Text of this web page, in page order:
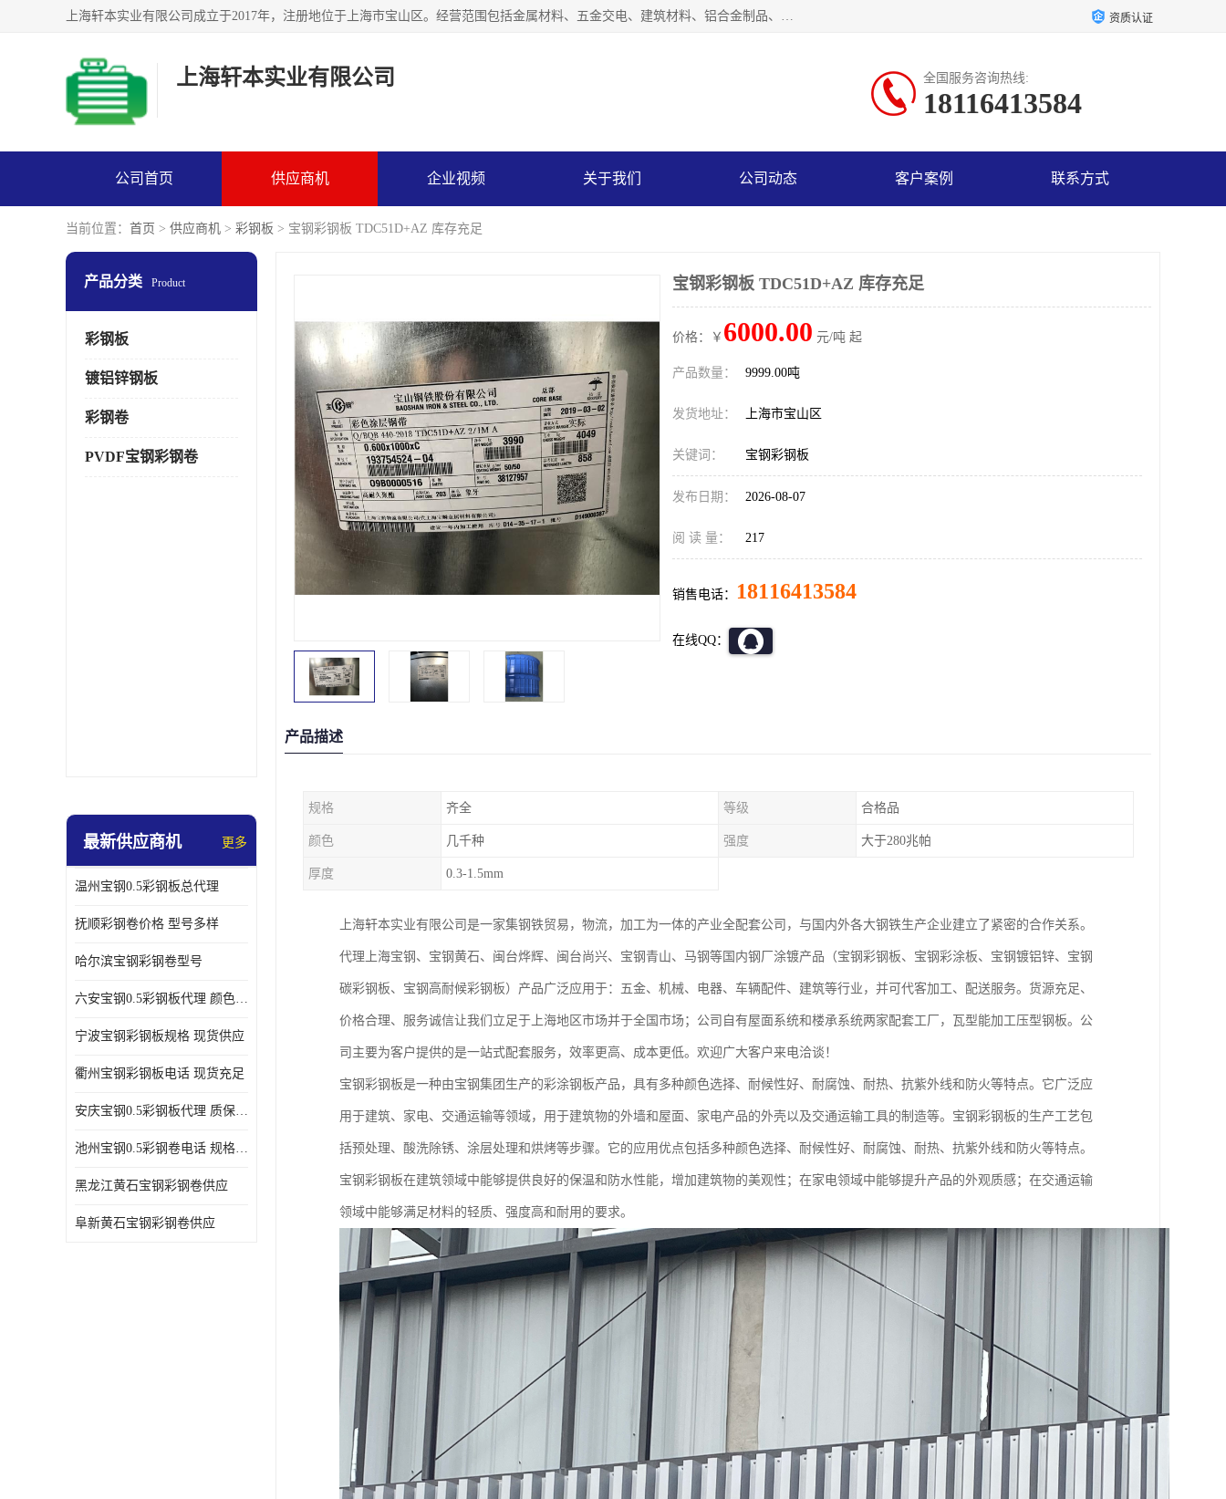
上海轩本实业有限公司成立于2017年，注册地位于上海市宝山区。经营范围包括金属材料、五金交电、建筑材料、铝合金制品、机械设备、电线电缆、装潢材料等；公司主营产品：宝钢彩钢板、宝钢彩钢卷、宝钢彩涂板、宝钢彩涂卷、宝钢高耐候彩钢板，宝钢氟碳彩钢板。是一家集钢铁贸易，物流、加工为一体的产业全配套公司。 资质认证
上海轩本实业有限公司 全国服务咨询热线:
18116413584
公司首页 供应商机 企业视频 关于我们 公司动态 客户案例 联系方式
当前位置： 首页 > 供应商机 > 彩钢板 > 宝钢彩钢板 TDC51D+AZ 库存充足
产品分类 Product
彩钢板
镀铝锌钢板
彩钢卷
PVDF宝钢彩钢卷
最新供应商机 更多
温州宝钢0.5彩钢板总代理
抚顺彩钢卷价格 型号多样
哈尔滨宝钢彩钢卷型号
六安宝钢0.5彩钢板代理 颜色定制
宁波宝钢彩钢板规格 现货供应
衢州宝钢彩钢板电话 现货充足
安庆宝钢0.5彩钢板代理 质保十年起
池州宝钢0.5彩钢卷电话 规格多样
黑龙江黄石宝钢彩钢卷供应
阜新黄石宝钢彩钢卷供应
宝钢彩钢板 TDC51D+AZ 库存充足
价格：￥ 6000.00 元/吨 起
产品数量： 9999.00吨
发货地址： 上海市宝山区
关键词： 宝钢彩钢板
发布日期： 2026-08-07
阅 读 量： 217
销售电话： 18116413584
在线QQ：
产品描述
规格 齐全 等级 合格品
颜色 几千种 强度 大于280兆帕
厚度 0.3-1.5mm
上海轩本实业有限公司是一家集钢铁贸易，物流，加工为一体的产业全配套公司，与国内外各大钢铁生产企业建立了紧密的合作关系。
代理上海宝钢、宝钢黄石、闽台烨辉、闽台尚兴、宝钢青山、马钢等国内钢厂涂镀产品（宝钢彩钢板、宝钢彩涂板、宝钢镀铝锌、宝钢
碳彩钢板、宝钢高耐候彩钢板）产品广泛应用于：五金、机械、电器、车辆配件、建筑等行业，并可代客加工、配送服务。货源充足、
价格合理、服务诚信让我们立足于上海地区市场并于全国市场；公司自有屋面系统和楼承系统两家配套工厂，瓦型能加工压型钢板。公
司主要为客户提供的是一站式配套服务，效率更高、成本更低。欢迎广大客户来电洽谈！
宝钢彩钢板是一种由宝钢集团生产的彩涂钢板产品，具有多种颜色选择、耐候性好、耐腐蚀、耐热、抗紫外线和防火等特点。它广泛应
用于建筑、家电、交通运输等领域，用于建筑物的外墙和屋面、家电产品的外壳以及交通运输工具的制造等。宝钢彩钢板的生产工艺包
括预处理、酸洗除锈、涂层处理和烘烤等步骤。它的应用优点包括多种颜色选择、耐候性好、耐腐蚀、耐热、抗紫外线和防火等特点。
宝钢彩钢板在建筑领域中能够提供良好的保温和防水性能，增加建筑物的美观性；在家电领域中能够提升产品的外观质感；在交通运输
领域中能够满足材料的轻质、强度高和耐用的要求。